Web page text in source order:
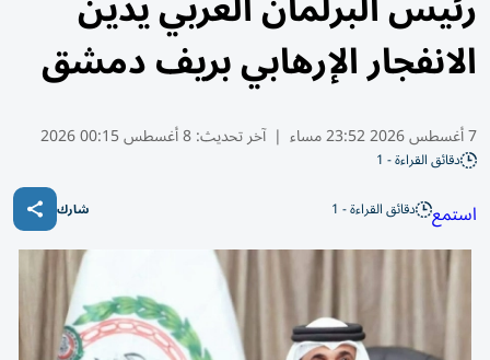
الانفجار الإرهابي بريف دمشق
7 أغسطس 2026 23:52 مساء | آخر تحديث:8 أغسطس 00:15 2026
دقائق القراءة - 1
استمع دقائق القراءة - 1 شارك